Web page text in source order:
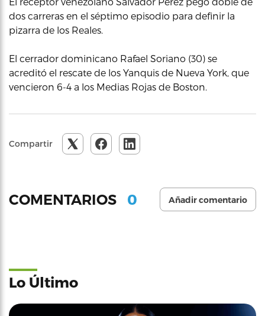
dos carreras en el séptimo episodio para definir la
pizarra de los Reales.
El cerrador dominicano Rafael Soriano (30) se
acreditó el rescate de los Yanquis de Nueva York, que
vencieron 6-4 a los Medias Rojas de Boston.
Compartir
COMENTARIOS 0 Añadir comentario
Lo Último